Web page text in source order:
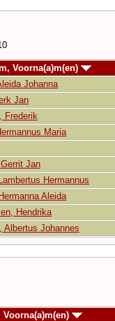
Voorna(a)m(en)
Johanna
Jan
Frederik
Maria
Jan
Hermannus
Aleida
Hendrika
Albertus Johannes